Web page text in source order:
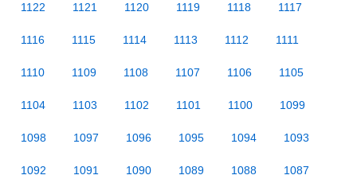
1122 1121 1120 1119 1118 1117
1116 1115 1114 1113 1112 1111
1110 1109 1108 1107 1106 1105
1104 1103 1102 1101 1100 1099
1098 1097 1096 1095 1094 1093
1092 1091 1090 1089 1088 1087